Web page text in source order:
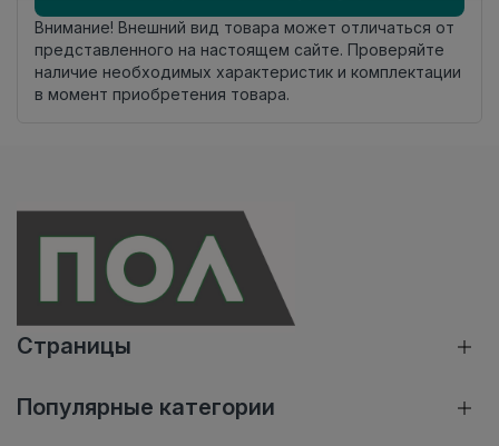
Внимание! Внешний вид товара может отличаться от
представленного на настоящем сайте. Проверяйте
наличие необходимых характеристик и комплектации
в момент приобретения товара.
Страницы
Популярные категории